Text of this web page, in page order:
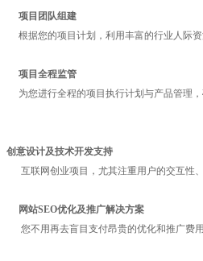
项目团队组建
根据您的项目计划，利用丰富的行业人际资
项目全程监管
为您进行全程的项目执行计划与产品管理，
创意设计及技术开发支持
互联网创业项目，尤其注重用户的交互性
网站SEO优化及推广解决方案
您不用再去盲目支付昂贵的优化和推广费